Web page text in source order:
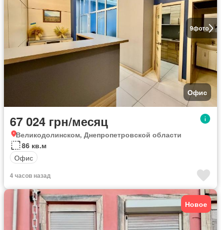
9фото
Офис
67 024 грн/месяц
Великодолинском, Днепропетровской области
86 кв.м
Офис
4 часов назад
Новое